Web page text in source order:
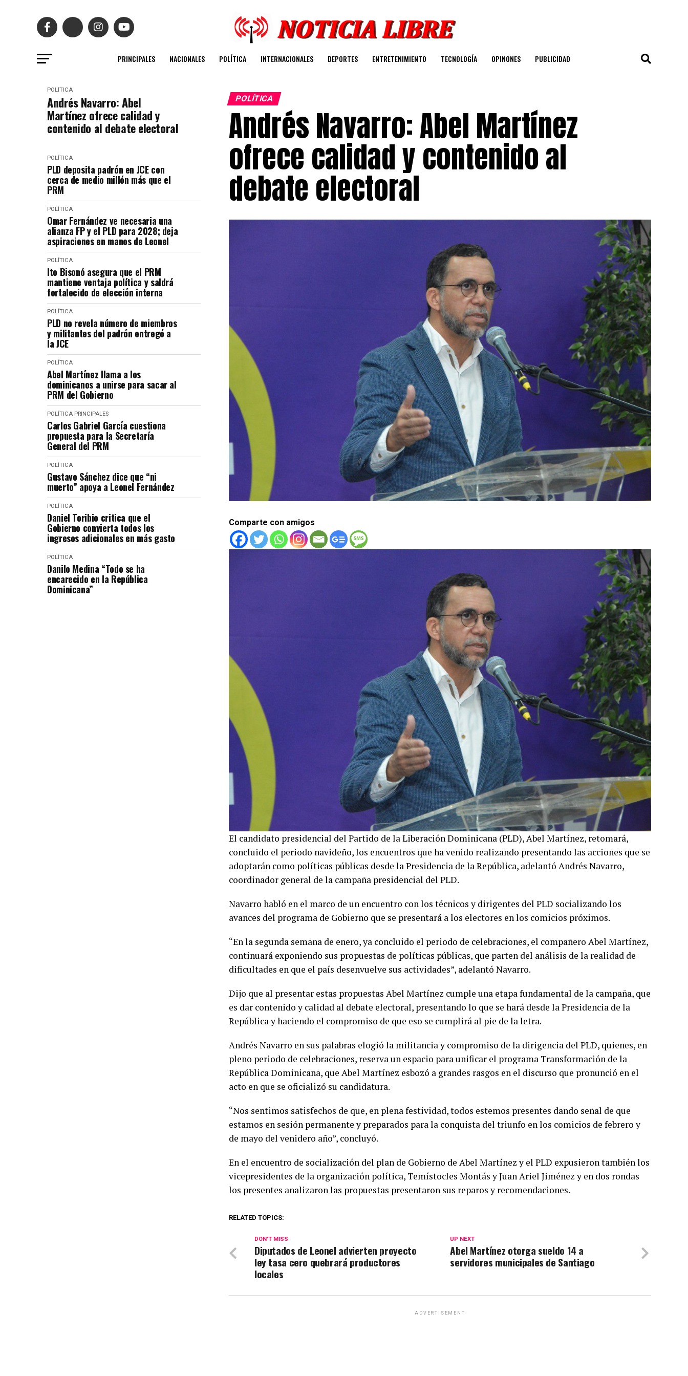
PRINCIPALES NACIONALES POLÍTICA INTERNACIONALES DEPORTES ENTRETENIMIENTO TECNOLOGÍA OPINONES PUBLICIDAD
POLÍTICA
Andrés Navarro: Abel
Martínez ofrece calidad y
contenido al debate electoral
POLÍTICA
PLD deposita padrón en JCE con
cerca de medio millón más que el
PRM
POLÍTICA
Omar Fernández ve necesaria una
alianza FP y el PLD para 2028; deja
aspiraciones en manos de Leonel
POLÍTICA
Ito Bisonó asegura que el PRM
mantiene ventaja política y saldrá
fortalecido de elección interna
POLÍTICA
PLD no revela número de miembros
y militantes del padrón entregó a
la JCE
POLÍTICA
Abel Martínez llama a los
dominicanos a unirse para sacar al
PRM del Gobierno
POLÍTICA PRINCIPALES
Carlos Gabriel García cuestiona
propuesta para la Secretaría
General del PRM
POLÍTICA
Gustavo Sánchez dice que “ni
muerto” apoya a Leonel Fernández
POLÍTICA
Daniel Toribio critica que el
Gobierno convierta todos los
ingresos adicionales en más gasto
POLÍTICA
Danilo Medina “Todo se ha
encarecido en la República
Dominicana”
POLÍTICA
Andrés Navarro: Abel Martínez
ofrece calidad y contenido al
debate electoral
Comparte con amigos
El candidato presidencial del Partido de la Liberación Dominicana (PLD), Abel Martínez, retomará,
concluido el periodo navideño, los encuentros que ha venido realizando presentando las acciones que se
adoptarán como políticas públicas desde la Presidencia de la República, adelantó Andrés Navarro,
coordinador general de la campaña presidencial del PLD.
Navarro habló en el marco de un encuentro con los técnicos y dirigentes del PLD socializando los
avances del programa de Gobierno que se presentará a los electores en los comicios próximos.
“En la segunda semana de enero, ya concluido el periodo de celebraciones, el compañero Abel Martínez,
continuará exponiendo sus propuestas de políticas públicas, que parten del análisis de la realidad de
dificultades en que el país desenvuelve sus actividades”, adelantó Navarro.
Dijo que al presentar estas propuestas Abel Martínez cumple una etapa fundamental de la campaña, que
es dar contenido y calidad al debate electoral, presentando lo que se hará desde la Presidencia de la
República y haciendo el compromiso de que eso se cumplirá al pie de la letra.
Andrés Navarro en sus palabras elogió la militancia y compromiso de la dirigencia del PLD, quienes, en
pleno periodo de celebraciones, reserva un espacio para unificar el programa Transformación de la
República Dominicana, que Abel Martínez esbozó a grandes rasgos en el discurso que pronunció en el
acto en que se oficializó su candidatura.
“Nos sentimos satisfechos de que, en plena festividad, todos estemos presentes dando señal de que
estamos en sesión permanente y preparados para la conquista del triunfo en los comicios de febrero y
de mayo del venidero año”, concluyó.
En el encuentro de socialización del plan de Gobierno de Abel Martínez y el PLD expusieron también los
vicepresidentes de la organización política, Temístocles Montás y Juan Ariel Jiménez y en dos rondas
los presentes analizaron las propuestas presentaron sus reparos y recomendaciones.
RELATED TOPICS:
UP NEXT
Abel Martínez otorga sueldo 14 a
servidores municipales de Santiago
DON'T MISS
Diputados de Leonel advierten proyecto
ley tasa cero quebrará productores
locales
ADVERTISEMENT